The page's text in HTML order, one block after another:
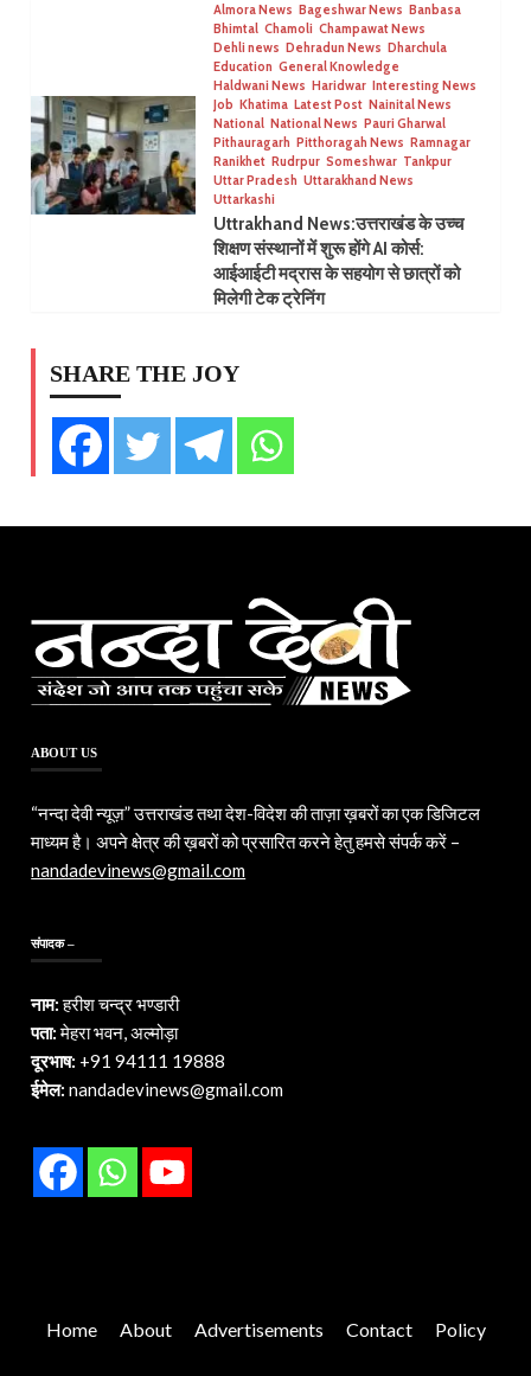
Almora News Bageshwar News Banbasa
Bhimtal Chamoli Champawat News
Dehli news Dehradun News Dharchula
Education General Knowledge
Haldwani News Haridwar Interesting News
Job Khatima Latest Post Nainital News
National National News Pauri Gharwal
Pithauragarh Pitthoragah News Ramnagar
Ranikhet Rudrpur Someshwar Tankpur
Uttar Pradesh Uttarakhand News
Uttarkashi
Uttrakhand News:उत्तराखंड के उच्च
शिक्षण संस्थानों में शुरू होंगे AI कोर्स:
आईआईटी मद्रास के सहयोग से छात्रों को
मिलेगी टेक ट्रेनिंग
SHARE THE JOY
ABOUT US
“नन्दा देवी न्यूज़” उत्तराखंड तथा देश-विदेश की ताज़ा ख़बरों का एक डिजिटल
माध्यम है। अपने क्षेत्र की ख़बरों को प्रसारित करने हेतु हमसे संपर्क करें –
nandadevinews@gmail.com
संपादक –
नाम:हरीश चन्द्र भण्डारी
पता:मेहरा भवन, अल्मोड़ा
दूरभाष: +91 94111 19888
ईमेल:nandadevinews@gmail.com
Home About Advertisements Contact Policy